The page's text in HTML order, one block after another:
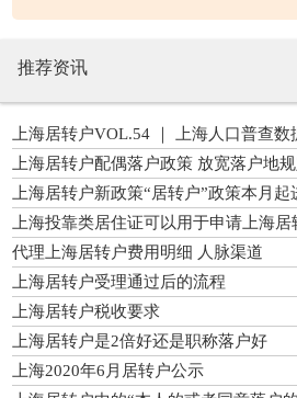
推荐资讯
上海居转户VOL.54 ｜ 上海人口普查
直接影响未来上海落户政策吗？
上海居转户配偶落户政策 放宽落户地
上海居转户新政策“居转户”政策本月
一格聚人才
上海投靠类居住证可以用于申请上海居
代理上海居转户费用明细 人脉渠道
上海居转户受理通过后的流程
上海居转户税收要求
上海居转户是2倍好还是职称落户好
上海2020年6月居转户公示